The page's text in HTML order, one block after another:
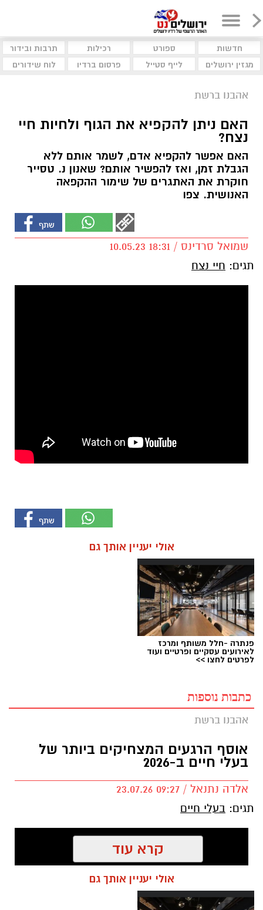
חדשות ספורט רכילות
תרבות ובידור
מגזין ירושלים
לייף סטייל פרסום ברדיו לוח שידורים
אהבנו ברשת
האם ניתן להקפיא את הגוף ולחיות חיי
נצח?
האם אפשר להקפיא אדם, לשמר אותם ללא
הגבלת זמן, ואז להפשיר אותם? שאנון נ. טסייר
חוקרת את האתגרים של שימור ההקפאה
האנושית. צפו
שמואל סרדינס / 18:31 10.05.23
תגים: חיי נצח
אולי יעניין אותך גם
פנתרה -חלל משותף ומרכז
לאירועים עסקיים ופרטיים ועוד
לפרטים לחצו >>
כתבות נוספות
אהבנו ברשת
אוסף הרגעים המצחיקים ביותר של
בעלי חיים ב-2026
אלדה נתנאל / 09:27 23.07.26
תגים: בעלי חיים
קרא עוד
אולי יעניין אותך גם